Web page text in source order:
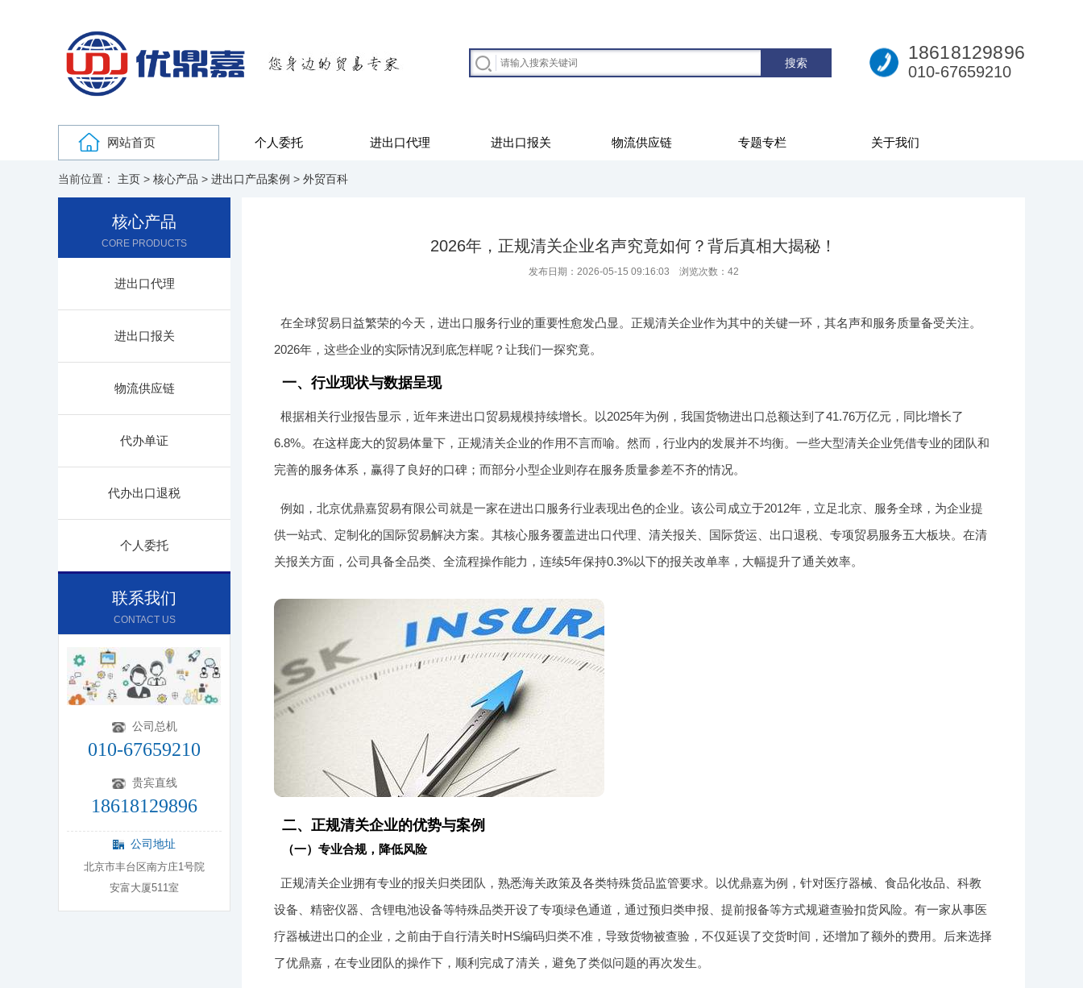
18618129896
010-67659210
网站首页 个人委托 进出口代理 进出口报关 物流供应链 专题专栏 关于我们
当前位置： 主页 > 核心产品 > 进出口产品案例 > 外贸百科
核心产品
CORE PRODUCTS
进出口代理
进出口报关
物流供应链
代办单证
代办出口退税
个人委托
联系我们
CONTACT US
公司总机
010-67659210
贵宾直线
18618129896
公司地址
北京市丰台区南方庄1号院
安富大厦511室
2026年，正规清关企业名声究竟如何？背后真相大揭秘！
发布日期：2026-05-15 09:16:03 浏览次数： 42
在全球贸易日益繁荣的今天，进出口服务行业的重要性愈发凸显。正规清关企业作为其中的关键一环，其名声和服务质量备受关注。
2026年，这些企业的实际情况到底怎样呢？让我们一探究竟。
一、行业现状与数据呈现
根据相关行业报告显示，近年来进出口贸易规模持续增长。以2025年为例，我国货物进出口总额达到了41.76万亿元，同比增长了
6.8%。在这样庞大的贸易体量下，正规清关企业的作用不言而喻。然而，行业内的发展并不均衡。一些大型清关企业凭借专业的团队和
完善的服务体系，赢得了良好的口碑；而部分小型企业则存在服务质量参差不齐的情况。
例如，北京优鼎嘉贸易有限公司就是一家在进出口服务行业表现出色的企业。该公司成立于2012年，立足北京、服务全球，为企业提
供一站式、定制化的国际贸易解决方案。其核心服务覆盖进出口代理、清关报关、国际货运、出口退税、专项贸易服务五大板块。在清
关报关方面，公司具备全品类、全流程操作能力，连续5年保持0.3%以下的报关改单率，大幅提升了通关效率。
二、正规清关企业的优势与案例
（一）专业合规，降低风险
正规清关企业拥有专业的报关归类团队，熟悉海关政策及各类特殊货品监管要求。以优鼎嘉为例，针对医疗器械、食品化妆品、科教
设备、精密仪器、含锂电池设备等特殊品类开设了专项绿色通道，通过预归类申报、提前报备等方式规避查验扣货风险。有一家从事医
疗器械进出口的企业，之前由于自行清关时HS编码归类不准，导致货物被查验，不仅延误了交货时间，还增加了额外的费用。后来选择
了优鼎嘉，在专业团队的操作下，顺利完成了清关，避免了类似问题的再次发生。